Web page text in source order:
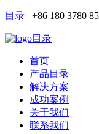
目录 +86 180 3780
目录
首页
产品目录
解决方案
成功案例
关于我们
联系我们